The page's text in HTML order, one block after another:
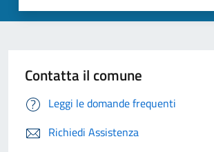
Contatta il comune
Leggi le domande frequenti
Richiedi Assistenza